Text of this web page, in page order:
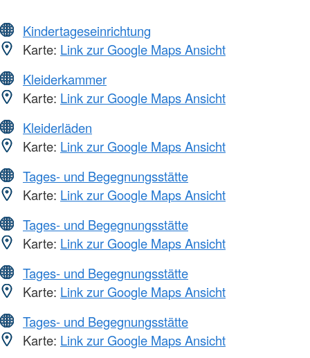
Kindertageseinrichtung
Karte: Link zur Google Maps Ansicht
Kleiderkammer
Karte: Link zur Google Maps Ansicht
Kleiderläden
Karte: Link zur Google Maps Ansicht
Tages- und Begegnungsstätte
Karte: Link zur Google Maps Ansicht
Tages- und Begegnungsstätte
Karte: Link zur Google Maps Ansicht
Tages- und Begegnungsstätte
Karte: Link zur Google Maps Ansicht
Tages- und Begegnungsstätte
Karte: Link zur Google Maps Ansicht